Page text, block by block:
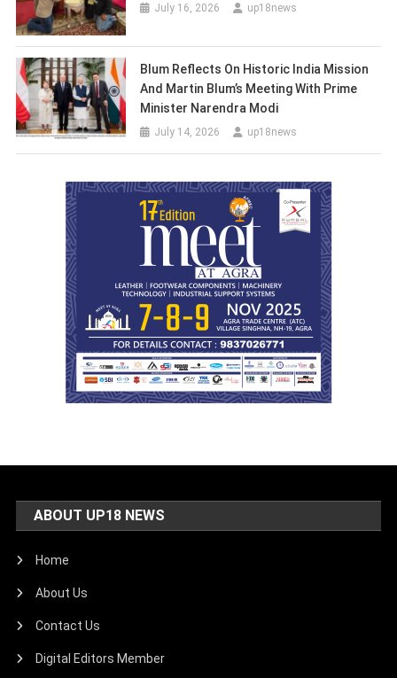
July 16, 2026 up18news
Blum Reflects On Historic India Mission
And Martin Blum’s Meeting With Prime
Minister Narendra Modi
July 14, 2026 up18news
ABOUT UP18 NEWS
Home
About Us
Contact Us
Digital Editors Member